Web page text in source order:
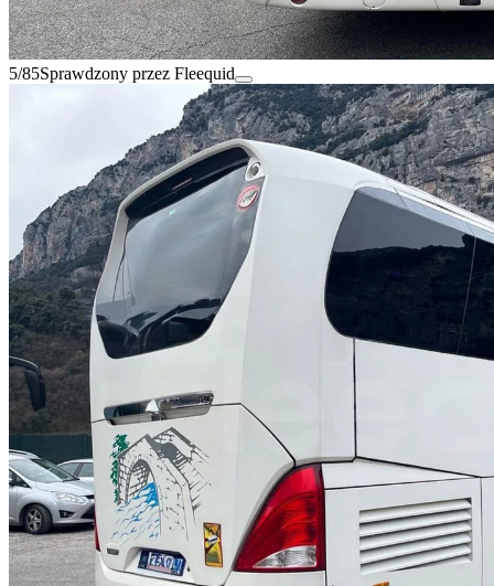
5/85Sprawdzony przez Fleequid